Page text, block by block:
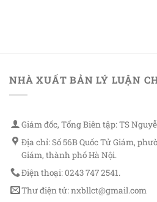
NHÀ XUẤT BẢN LÝ LUẬN
Giám đốc, Tổng Biên tập: TS
Địa chỉ: Số 56B Quốc Tử Giám,
Giám, thành phố Hà Nội.
Điện thoại: 0243 747 2541.
Thư điện tử: nxbllct@gmail.com